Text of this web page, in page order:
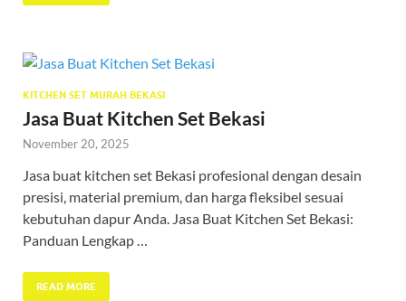
KITCHEN SET MURAH BEKASI
Jasa Buat Kitchen Set Bekasi
November 20, 2025
Jasa buat kitchen set Bekasi profesional dengan desain
presisi, material premium, dan harga fleksibel sesuai
kebutuhan dapur Anda. Jasa Buat Kitchen Set Bekasi:
Panduan Lengkap …
READ MORE